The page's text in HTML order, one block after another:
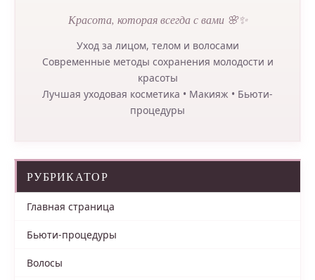
Красота, которая всегда с вами 🌸✨
Уход за лицом, телом и волосами
Современные методы сохранения молодости и
красоты
Лучшая уходовая косметика • Макияж • Бьюти-
процедуры
РУБРИКАТОР
Главная страница
Бьюти-процедуры
Волосы